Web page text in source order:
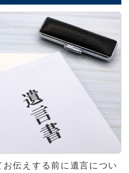
伝えする前に遺言につい